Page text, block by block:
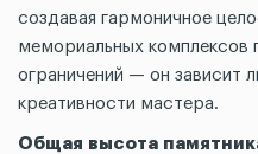
создавая гармоничное
мемориальных комплексов
ограничений — он зависит
креативности мастера.
Общая высота